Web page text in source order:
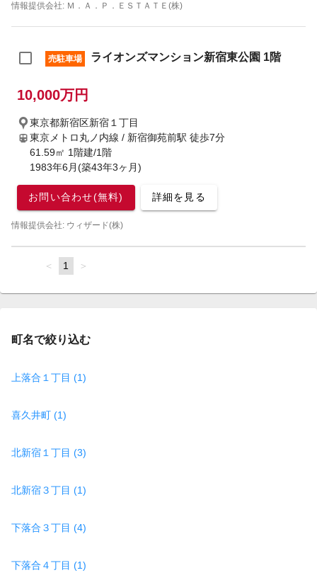
情報提供会社: Ｍ．Ａ．Ｐ．ＥＳＴＡＴＥ(株)
売駐車場 ライオンズマンション新宿東公園 1階
10,000万円
東京都新宿区新宿１丁目
東京メトロ丸ノ内線 / 新宿御苑前駅 徒歩7分
61.59㎡ 1階建/1階
1983年6月(築43年3ヶ月)
お問い合わせ(無料) 詳細を見る
情報提供会社: ウィザード(株)
page
You're
page
1 page
町名で絞り込む
上落合１丁目 (1)
喜久井町 (1)
北新宿１丁目 (3)
北新宿３丁目 (1)
下落合３丁目 (4)
下落合４丁目 (1)